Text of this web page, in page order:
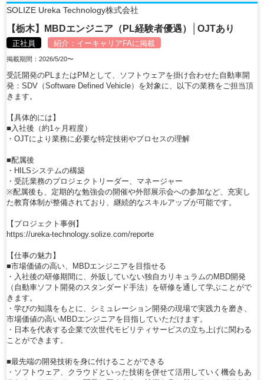
SOLIZE Ureka Technology株式会社
【栃木】MBDエンジニア（PL経験者優遇）│OJTあり
正社員 紹介： イーキャリアFAに掲載
掲載期間：2026/5/20〜
受託開発のPLまたはPMとして、ソフトウェアを掛け合わせた自動車開
発：SDV（Software Defined Vehicle）を対象に、以下の業務をご担当頂
きます。
【具体的には】
■入社後（約1ヶ月程度）
・OJTにより業務に必要な特定技術やプロセスの理解
■配属後
・HILSシステムの構築
・受託業務のプロジェクトリーダー、マネージャー
※配属後も、定期的な勉強会の開催や外部展示会への参加など、充実し
た教育体制が整備されており、継続的なスキルアップが可能です。
【プロジェクト事例】
https://ureka-technology.solize.com/reporte
【仕事の魅力】
■市場価値の高い、MBDエンジニアを目指せる
・入社後の研修期間に、外販していない独自カリキュラムのMBD開発
（自動車ソフト開発のスタンダード手法）を研修を通して学ぶことがで
きます。
・学びの知識をもとに、シミュレーション開発の現場で実践力を磨き、
市場価値の高いMBDエンジニアを目指していただけます。
・日本を代表する企業で次世代モビリティサービスの立ち上げに関わる
ことができます。
■最先端の開発技術を身に付けることができる
・ソフトウェア、クラウドといった技術を併せて活用していく機会もあ